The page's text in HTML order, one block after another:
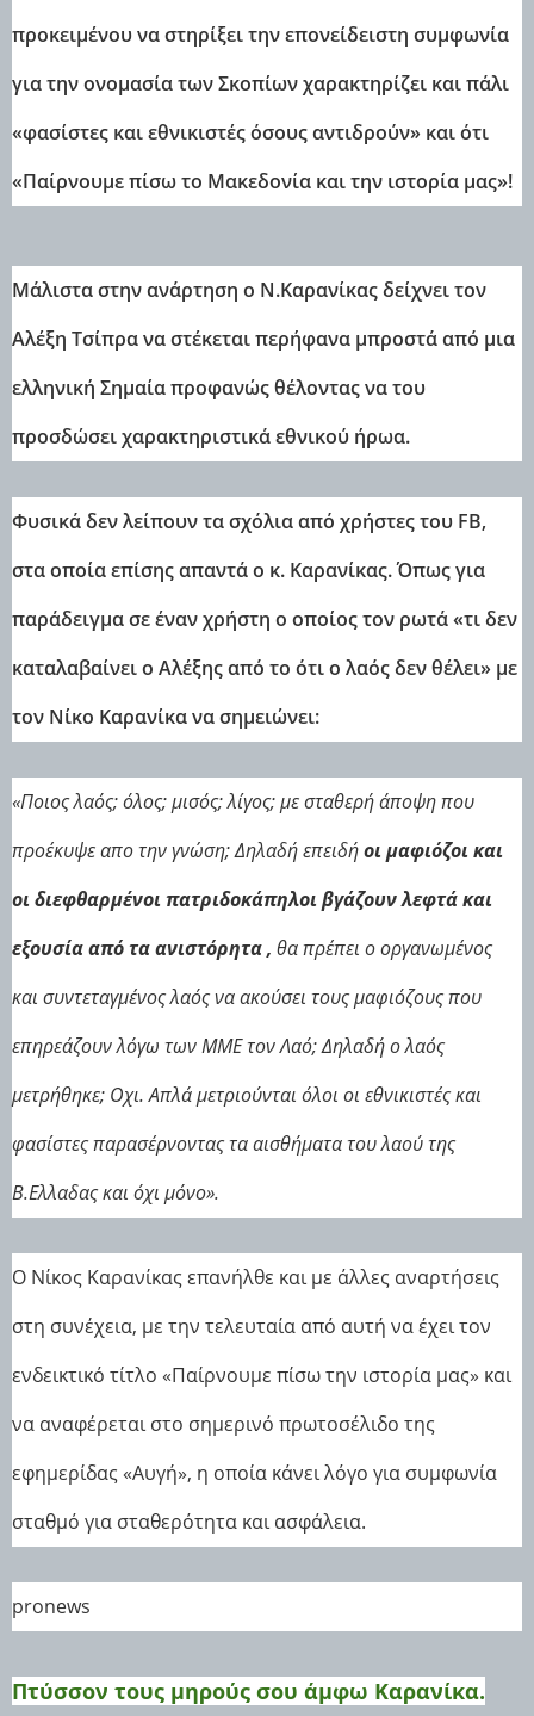
προκειμένου να στηρίξει την επονείδειστη συμφωνία
για την ονομασία των Σκοπίων χαρακτηρίζει και πάλι
«φασίστες και εθνικιστές όσους αντιδρούν» και ότι
«Παίρνουμε πίσω το Μακεδονία και την ιστορία μας»!
Μάλιστα στην ανάρτηση ο Ν.Καρανίκας δείχνει τον
Αλέξη Τσίπρα να στέκεται περήφανα μπροστά από μια
ελληνική Σημαία προφανώς θέλοντας να του
προσδώσει χαρακτηριστικά εθνικού ήρωα.
Φυσικά δεν λείπουν τα σχόλια από χρήστες του FB,
στα οποία επίσης απαντά ο κ. Καρανίκας. Όπως για
παράδειγμα σε έναν χρήστη ο οποίος τον ρωτά «τι δεν
καταλαβαίνει ο Αλέξης από το ότι ο λαός δεν θέλει» με
τον Νίκο Καρανίκα να σημειώνει:
«Ποιος λαός; όλος; μισός; λίγος; με σταθερή άποψη που
προέκυψε απο την γνώση; Δηλαδή επειδήοι μαφιόζοι και
οι διεφθαρμένοι πατριδοκάπηλοι βγάζουν λεφτά και
εξουσία από τα ανιστόρητα , θα πρέπει ο οργανωμένος
και συντεταγμένος λαός να ακούσει τους μαφιόζους που
επηρεάζουν λόγω των ΜΜΕ τον Λαό; Δηλαδή ο λαός
μετρήθηκε; Οχι. Απλά μετριούνται όλοι οι εθνικιστές και
φασίστες παρασέρνοντας τα αισθήματα του λαού της
Β.Ελλαδας και όχι μόνο».
Ο Νίκος Καρανίκας επανήλθε και με άλλες αναρτήσεις
στη συνέχεια, με την τελευταία από αυτή να έχει τον
ενδεικτικό τίτλο «Παίρνουμε πίσω την ιστορία μας» και
να αναφέρεται στο σημερινό πρωτοσέλιδο της
εφημερίδας «Αυγή», η οποία κάνει λόγο για συμφωνία
σταθμό για σταθερότητα και ασφάλεια.
pronews
Πτύσσον τους μηρούς σου άμφω Καρανίκα.